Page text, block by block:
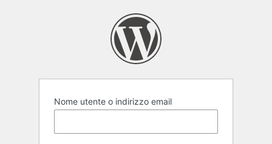
Nome utente o indirizzo email